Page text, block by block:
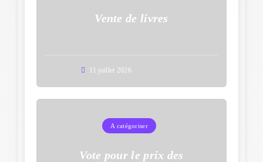
Vente de livres
11 juillet 2026
A catégoriser
Vote pour le prix des